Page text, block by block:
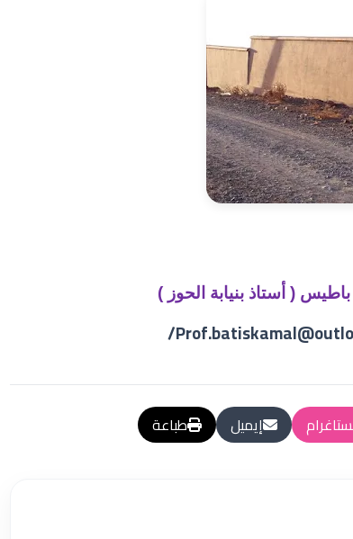
( أستاذ بنيابة الحوز )
/
إيميل طباعة